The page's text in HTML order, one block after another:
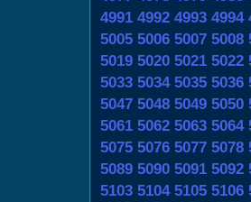
4991 4992 4993 4994
5005 5006 5007 5008
5019 5020 5021 5022
5033 5034 5035 5036
5047 5048 5049 5050
5061 5062 5063 5064
5075 5076 5077 5078
5089 5090 5091 5092
5103 5104 5105 5106